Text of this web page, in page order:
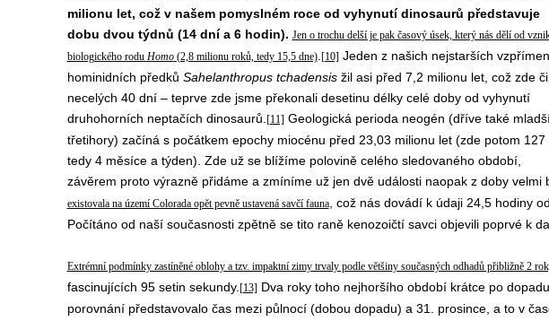
milionu let, což v našem pomyslném roce od vyhynutí dinosaurů představuje
dobu dvou týdnů (14 dní a 6 hodin). Jen o trochu delší je pak časový úsek, který nás dělí od
biologického rodu Homo(2,8 milionu roků, tedy 15,5 dne). [10]Jeden z našich nejstarších
hominidních předků Sahelanthropus tchadensisžil asi před 7,2 milionu let, což zde
necelých 40 dní – teprve zde jsme překonali desetinu délky celé doby od vyhynutí
druhohorních neptačích dinosaurů. [11]Geologická perioda neogén (dříve také
třetihory) začíná s počátkem epochy miocénu před 23,03 milionu let (zde potom 127
tedy 4 měsíce a týden). Zde už se blížíme polovině celého sledovaného období,
závěrem proto výrazně přidáme a zmíníme už jen dvě události naopak z doby velmi
existovala na území Colorada opět pevně ustavená savčí fauna, což nás dovádí k údaji 24,5 hodiny
Počítáno od naší současnosti zpětně se tito raně kenozoičtí savci objevili poprvé k
Extrémní podmínky zastíněné oblohy a tzv. impaktní zimy trvaly podle většiny současných odhadů přibližně 2
fascinujících 95 setin sekundy. [13]Dva roky toho nejhoršího období krátce po
porovnání představovalo čas mezi půlnocí (dobou dopadu) a 31. prosince, a to v